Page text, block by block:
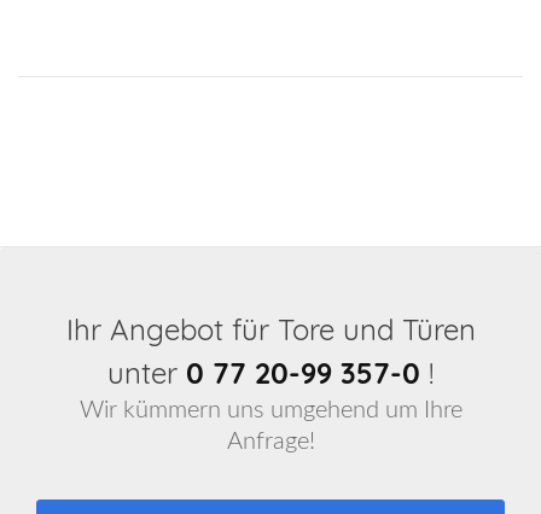
Ihr Angebot für Tore und Türen
unter 0 77 20-99 357-0 !
Wir kümmern uns umgehend um Ihre
Anfrage!